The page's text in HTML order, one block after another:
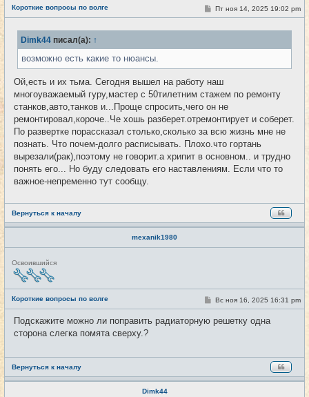
т
и
Короткие вопросы по волге #4270
С
о
е
Пт ноя 14, 2025 19:02 pm
Dimk44 писал(а): ↑
возможно есть какие то нюансы.
Ой,есть и их тьма. Сегодня вышел на работу наш
многоуважаемый гуру,мастер с 50тилетним стажем по ремонту
станков,авто,танков и...Проще спросить,чего он не
ремонтировал,короче..Че хошь разберет.отремонтирует и соберет.
По развертке порассказал столько,сколько за всю жизнь мне не
познать. Что почем-долго расписывать. Плохо.что гортань
вырезали(рак),поэтому не говорит.а хрипит в основном.. и трудно
понять его... Но буду следовать его наставлениям. Если что то
важное-непременно тут сообщу.
Вернуться к началу
mexanik1980
Н
е
в
т
и
Освоившийся
Короткие вопросы по волге #4271
С
о
б
и
Вс ноя 16, 2025 16:31 pm
Подскажите можно ли поправить радиаторную решетку одна
сторона слегка помята сверху.?
Вернуться к началу
Dimk44